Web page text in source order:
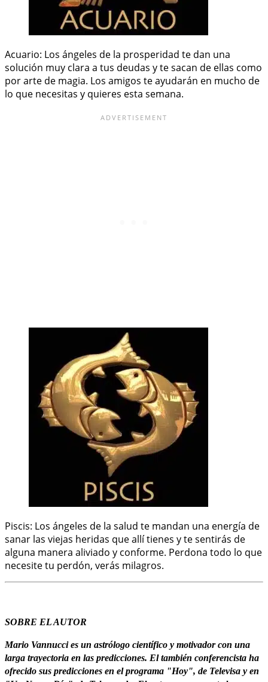
Acuario: Los ángeles de la prosperidad te dan una
solución muy clara a tus deudas y te sacan de ellas como
por arte de magia. Los amigos te ayudarán en mucho de
lo que necesitas y quieres esta semana.
Piscis: Los ángeles de la salud te mandan una energía de
sanar las viejas heridas que allí tienes y te sentirás de
alguna manera aliviado y conforme. Perdona todo lo que
necesite tu perdón, verás milagros.
SOBRE EL AUTOR
Mario Vannucci es un astrólogo científico y motivador con una
larga trayectoria en las predicciones. El también conferencista ha
ofrecido sus predicciones en el programa "Hoy", de Televisa y en